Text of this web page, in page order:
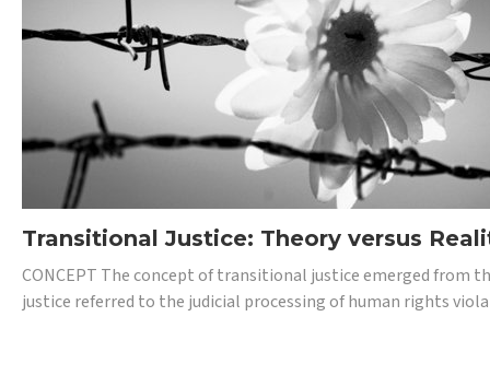
Transitional Justice: Theory versus
CONCEPT The concept of transitional justice emerged
justice referred to the judicial processing of human rights